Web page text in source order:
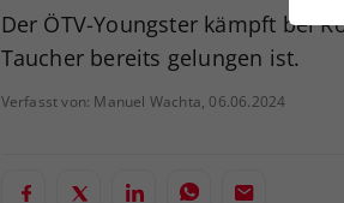
Der ÖTV-Youngster kämpft bei
Taucher bereits gelungen ist.
Verfasst von: Manuel Wachta, 06.06.2024